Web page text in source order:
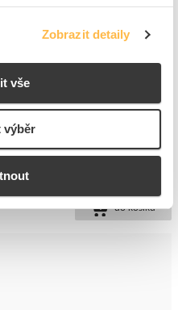
Zobrazit detaily
vše
výběr
otočné ovládání (2117 U-500)
do košíku